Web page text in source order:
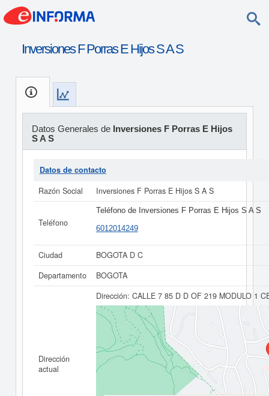
Inversiones F Porras E Hijos S A S
Datos Generales de Inversiones F Porras E Hijos
S A S
Datos de contacto
Razón Social
Inversiones F Porras E Hijos S A S
Teléfono
Teléfono de Inversiones F Porras E Hijos S A S
6012014249
Ciudad
BOGOTA D C
Departamento
BOGOTA
Dirección
actual
Dirección: CALLE 7 85 D D OF 219 MODULO 1